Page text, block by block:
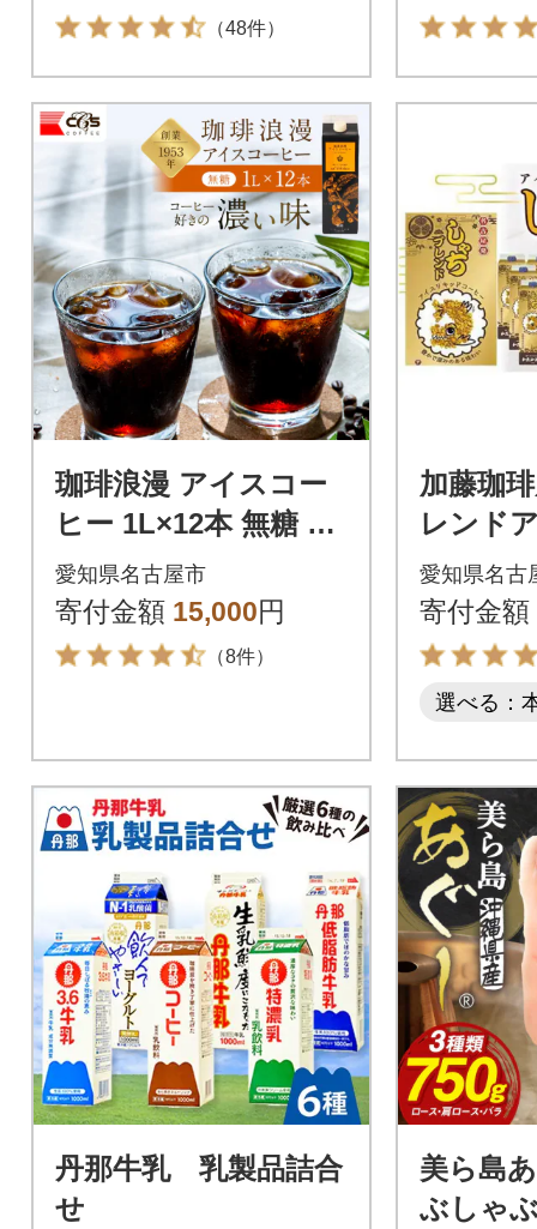
（48件）
珈琲浪漫 アイスコー
ヒー 1L×12本 無糖 コ
ーヒー 飲料 濃いコー
ヒー 愛知 名古屋 珈琲
愛知県名古屋市
寄付金額 15,000円
（8件）
加藤珈
レンド
ドコー
2本
愛知県名古
寄付金額
選べる：
丹那牛乳 乳製品詰合
せ
美ら島
ぶしゃ